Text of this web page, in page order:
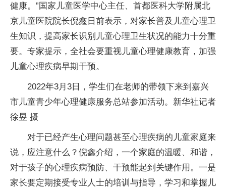
健康。”国家儿童医学中心主任、首都医科大学附属北
京儿童医院院长倪鑫日前表示，对家长普及儿童心理卫
生知识，提高家长识别儿童心理卫生状况的能力十分重
要。专家提示，全社会要重视儿童心理健康教育，加强
儿童心理疾病早期干预。
2022年3月3日，学生们在老师的带领下来到嘉兴
市儿童青少年心理健康服务总站参加活动。新华社记者
徐昱 摄
对于已经产生心理问题甚至心理疾病的儿童家庭来
说，应注意什么？倪鑫介绍，一个家庭的温暖、和谐，
对于孩子的心理疾病预防、干预能起到关键作用。一是
家长要定期接受专业人士的培训与指导，学习和掌握儿